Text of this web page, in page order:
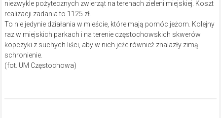
niezwykle pożytecznych zwierząt na terenach zieleni miejskiej. Koszt
realizacji zadania to 1125 zł.
To nie jedynie działania w mieście, które mają pomóc jeżom. Kolejny
raz w miejskich parkach i na terenie częstochowskich skwerów
kopczyki z suchych liści, aby w nich jeże również znalazły zimą
schronienie.
(fot. UM Częstochowa)